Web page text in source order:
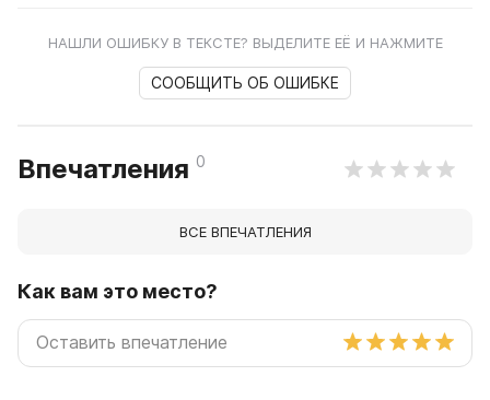
НАШЛИ ОШИБКУ В ТЕКСТЕ? ВЫДЕЛИТЕ ЕЁ И НАЖМИТЕ
СООБЩИТЬ ОБ ОШИБКЕ
Впечатления 0
ВСЕ ВПЕЧАТЛЕНИЯ
Как вам это место?